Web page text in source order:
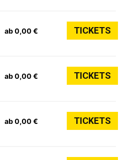
ab 0,00 € TICKETS
ab 0,00 € TICKETS
ab 0,00 € TICKETS